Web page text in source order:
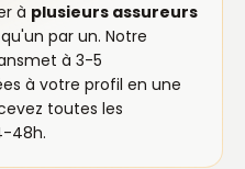
à plusieurs assureurs
par un. Notre
à 3-5
à votre profil en une
toutes les
48h.